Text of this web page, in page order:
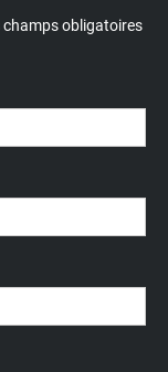
champs obligatoires